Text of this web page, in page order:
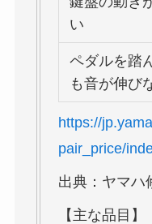
い
ペダルを踏
も音が伸び
https://
pair_price/
出典：ヤマハ
【主な品目】